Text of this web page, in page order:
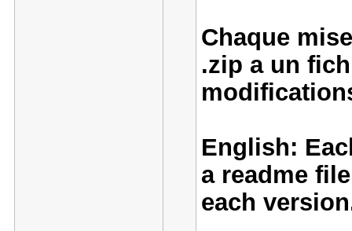
Chaque
.zip a un
English:
a readme
each